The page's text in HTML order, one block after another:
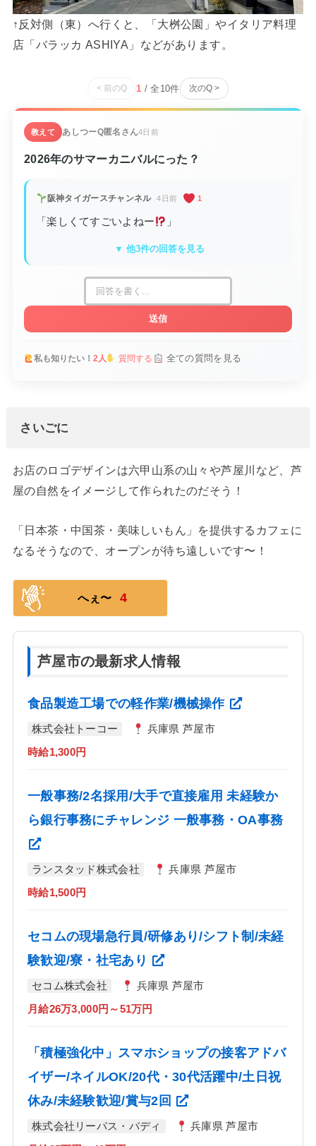
↑反対側（東）へ行くと、「大桝公園」やイタリア料理
店「バラッカ ASHIYA」などがあります。
< 前のQ 1 / 全 10件 次のQ >
教えて あしつーQ匿名さん4日前
2026年のサマーカニバルにった？
阪神タイガースチャンネル 4日前 1
「楽しくてすごいよねー 」
▼ 他3件の回答を見る
送信
私も知りたい！ 2人 質問する 全ての質問を見る
さいごに
お店のロゴデザインは六甲山系の山々や芦屋川など、芦
屋の自然をイメージして作られたのだそう！
「日本茶・中国茶・美味しいもん」を提供するカフェに
なるそうなので、オープンが待ち遠しいです〜！
へぇ〜 4
芦屋市の最新求人情報
食品製造工場での軽作業/機械操作
株式会社トーコー 兵庫県 芦屋市
時給1,300円
一般事務/2名採用/大手で直接雇用 未経験か
ら銀行事務にチャレンジ 一般事務・OA事務
ランスタッド株式会社 兵庫県 芦屋市
時給1,500円
セコムの現場急行員/研修あり/シフト制/未経
験歓迎/寮・社宅あり
セコム株式会社 兵庫県 芦屋市
月給26万3,000円～51万円
「積極強化中」スマホショップの接客アドバ
イザー/ネイルOK/20代・30代活躍中/土日祝
休み/未経験歓迎/賞与2回
株式会社リーパス・バディ 兵庫県 芦屋市